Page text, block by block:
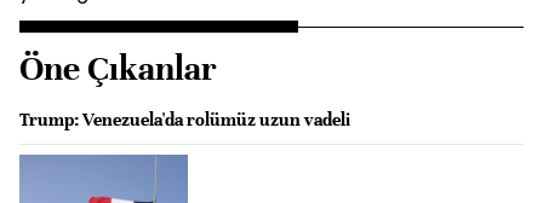
Öne Çıkanlar
Trump: Venezuela'da rolümüz uzun vadeli